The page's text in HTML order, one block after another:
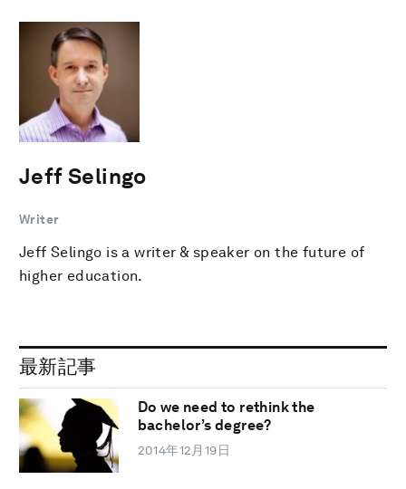
Jeff Selingo
Writer
Jeff Selingo is a writer & speaker on the future of
higher education.
最新記事
Do we need to rethink the
bachelor’s degree?
2014年12月19日